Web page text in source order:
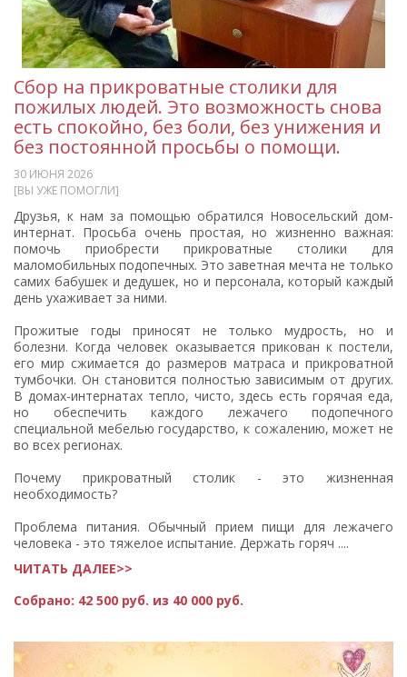
Сбор на прикроватные столики для
пожилых людей. Это возможность снова
есть спокойно, без боли, без унижения и
без постоянной просьбы о помощи.
30 ИЮНЯ 2026
[ВЫ УЖЕ ПОМОГЛИ]
Друзья, к нам за помощью обратился Новосельский дом-
интернат. Просьба очень простая, но жизненно важная:
помочь приобрести прикроватные столики для
маломобильных подопечных. Это заветная мечта не только
самих бабушек и дедушек, но и персонала, который каждый
день ухаживает за ними.
Прожитые годы приносят не только мудрость, но и
болезни. Когда человек оказывается прикован к постели,
его мир сжимается до размеров матраса и прикроватной
тумбочки. Он становится полностью зависимым от других.
В домах-интернатах тепло, чисто, здесь есть горячая еда,
но обеспечить каждого лежачего подопечного
специальной мебелью государство, к сожалению, может не
во всех регионах.
Почему прикроватный столик - это жизненная
необходимость?
Проблема питания. Обычный прием пищи для лежачего
человека - это тяжелое испытание. Держать горяч ....
ЧИТАТЬ ДАЛЕЕ>>
Собрано: 42 500 руб. из 40 000 руб.